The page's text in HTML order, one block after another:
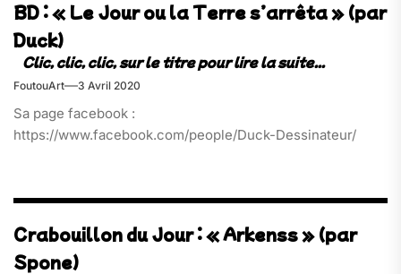
BD : « Le Jour ou la Terre s’arrêta » (par
Duck)
FoutouArt 3 Avril 2020
Sa page facebook :
https://www.facebook.com/people/Duck-Dessinateur/
Crabouillon du Jour : « Arkenss » (par
Spone)